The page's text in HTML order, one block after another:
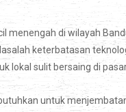
menengah di wilayah
keterbatasan
lokal sulit bersaing di
untuk